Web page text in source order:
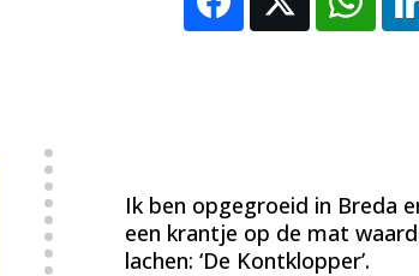
Ik ben opgegroeid in Breda
een krantje op de mat
lachen: ‘De Kontklopper’.